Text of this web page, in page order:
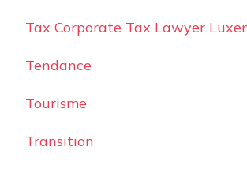
Tax Corporate Tax Lawyer
Tendance
Tourisme
Transition